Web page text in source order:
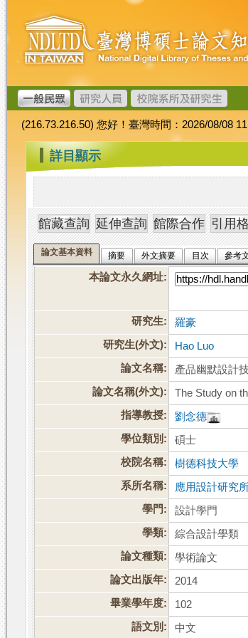
跳
到
主
要
內
容
臺
灣
博
碩
士
論
文
加
值
系
統
(216.73.216.50) 您好！臺灣時間：2026/08/08
::: 詳目顯示
論文基本資料 摘要 外文摘要 目次 參考
本論文永久網址:
研究生:
羅豪
研究生(外文):
Hao Luo
論文名稱:
產品幽默設計
論文名稱(外文):
The Study on
指導教授:
劉念德
學位類別:
碩士
校院名稱:
樹德科技大學
系所名稱:
應用設計研究
學門:
設計學門
學類:
綜合設計學類
論文種類:
學術論文
論文出版年:
2014
畢業學年度:
102
語文別:
中文